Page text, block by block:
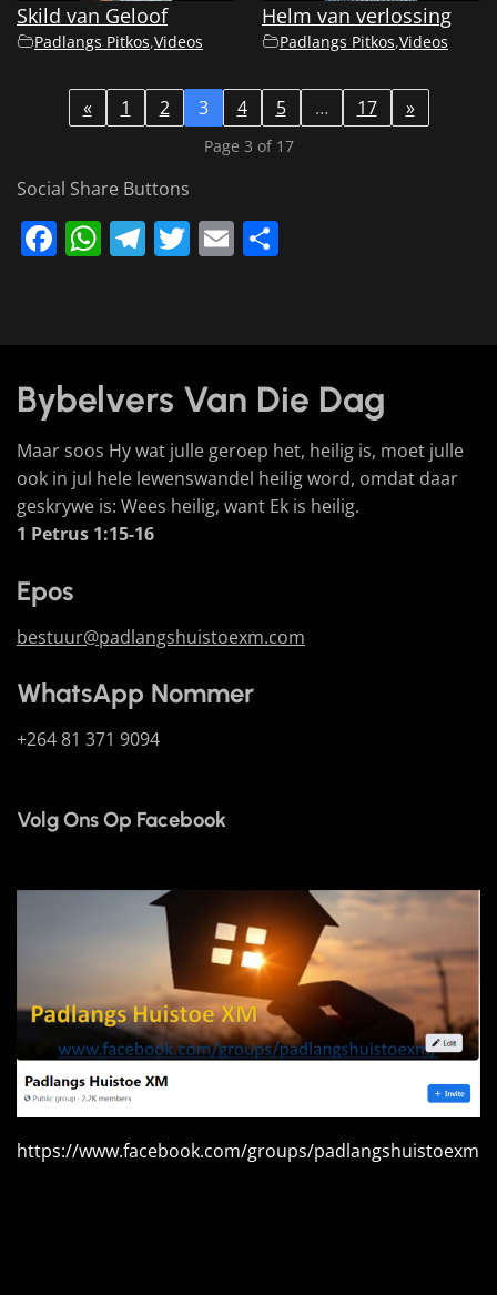
Skild van Geloof
Padlangs Pitkos,Videos
Helm van verlossing
Padlangs Pitkos,Videos
« 1 2 3 4 5 … 17 »
Page 3 of 17
Social Share Buttons
Facebook
WhatsApp
Telegram
Twitter
Email
Bybelvers Van Die Dag
Maar soos Hy wat julle geroep het, heilig is, moet julle
ook in jul hele lewenswandel heilig word, omdat daar
geskrywe is: Wees heilig, want Ek is heilig.
1 Petrus 1:15-16
Epos
bestuur@padlangshuistoexm.com
WhatsApp Nommer
+264 81 371 9094
Volg Ons Op Facebook
https://www.facebook.com/groups/padlangshuistoexm